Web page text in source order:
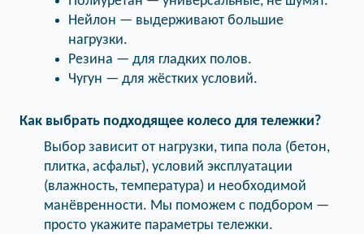
Нейлон — выдерживают большие
нагрузки.
Резина — для гладких полов.
Чугун — для жёстких условий.
Как выбрать подходящее колесо для тележки?
Выбор зависит от нагрузки, типа пола (бетон,
плитка, асфальт), условий эксплуатации
(влажность, температура) и необходимой
манёвренности. Мы поможем с подбором —
просто укажите параметры тележки.